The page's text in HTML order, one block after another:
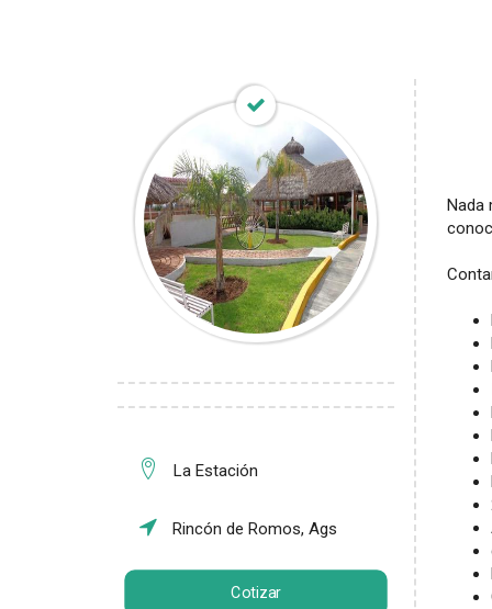
La Estación
Rincón de Romos, Ags
Cotizar
Nada